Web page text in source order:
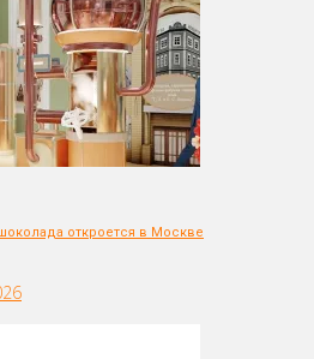
откроется в Москве